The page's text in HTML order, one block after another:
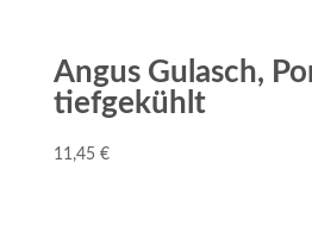
Angus Gulasch,
tiefgekühlt
11,45 €